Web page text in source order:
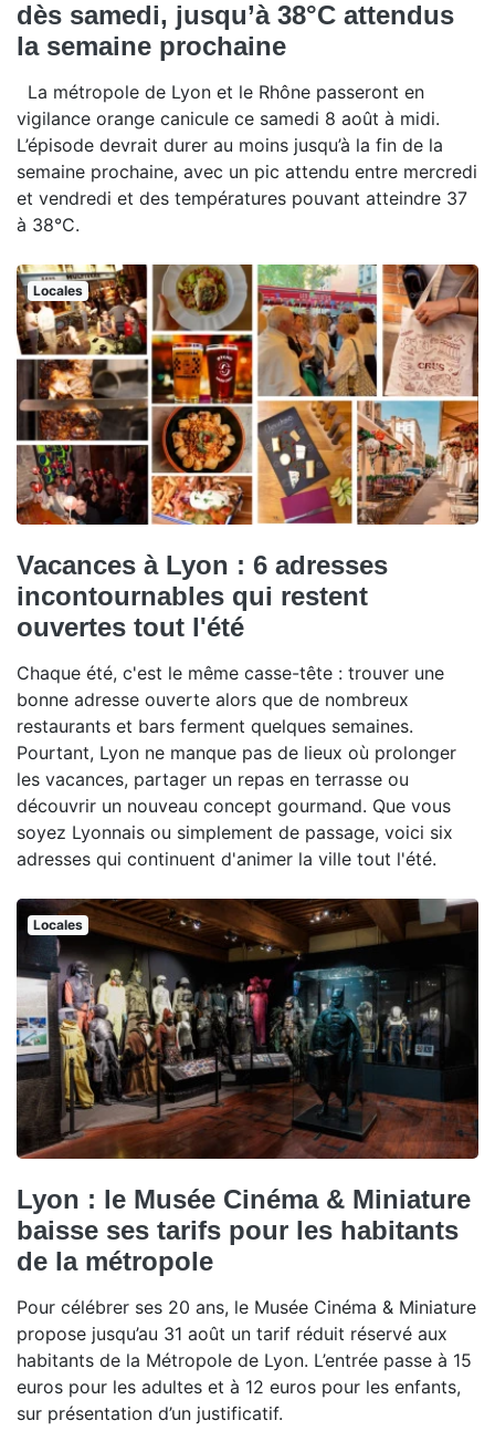
dès samedi, jusqu’à 38°C attendus
la semaine prochaine
La métropole de Lyon et le Rhône passeront en
vigilance orange canicule ce samedi 8 août à midi.
L’épisode devrait durer au moins jusqu’à la fin de la
semaine prochaine, avec un pic attendu entre mercredi
et vendredi et des températures pouvant atteindre 37
à 38°C.
Locales
Vacances à Lyon : 6 adresses
incontournables qui restent
ouvertes tout l'été
Chaque été, c'est le même casse-tête : trouver une
bonne adresse ouverte alors que de nombreux
restaurants et bars ferment quelques semaines.
Pourtant, Lyon ne manque pas de lieux où prolonger
les vacances, partager un repas en terrasse ou
découvrir un nouveau concept gourmand. Que vous
soyez Lyonnais ou simplement de passage, voici six
adresses qui continuent d'animer la ville tout l'été.
Locales
Lyon : le Musée Cinéma & Miniature
baisse ses tarifs pour les habitants
de la métropole
Pour célébrer ses 20 ans, le Musée Cinéma & Miniature
propose jusqu’au 31 août un tarif réduit réservé aux
habitants de la Métropole de Lyon. L’entrée passe à 15
euros pour les adultes et à 12 euros pour les enfants,
sur présentation d’un justificatif.